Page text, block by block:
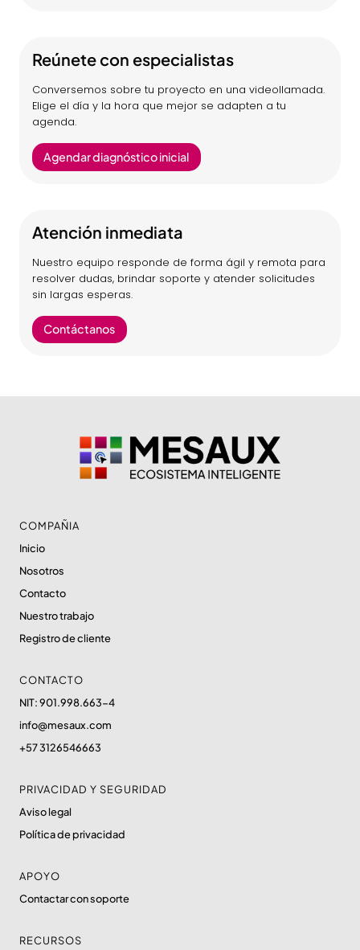
Reúnete con especialistas
Conversemos sobre tu proyecto en una videollamada.
Elige el día y la hora que mejor se adapten a tu
agenda.
Agendar diagnóstico inicial
Atención inmediata
Nuestro equipo responde de forma ágil y remota para
resolver dudas, brindar soporte y atender solicitudes
sin largas esperas.
Contáctanos
COMPAÑIA
Inicio
Nosotros
Contacto
Nuestro trabajo
Registro de cliente
CONTACTO
NIT: 901.998.663-4
info@mesaux.com
+57 3126546663
PRIVACIDAD Y SEGURIDAD
Aviso legal
Política de privacidad
APOYO
Contactar con soporte
RECURSOS